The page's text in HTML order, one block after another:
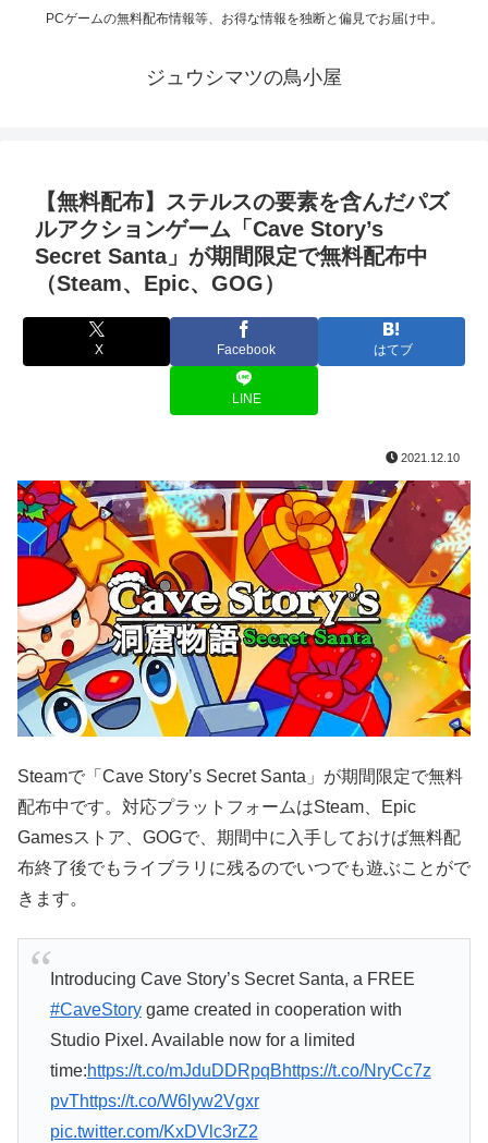
PCゲームの無料配布情報等、お得な情報を独断と偏見でお届け中。
ジュウシマツの鳥小屋
【無料配布】ステルスの要素を含んだパズ
ルアクションゲーム「Cave Story’s
Secret Santa」が期間限定で無料配布中
（Steam、Epic、GOG）
X Facebook はてブ
LINE
2021.12.10
Steamで「Cave Story’s Secret Santa」が期間限定で無料
配布中です。対応プラットフォームはSteam、Epic
Gamesストア、GOGで、期間中に入手しておけば無料配
布終了後でもライブラリに残るのでいつでも遊ぶことがで
きます。
Introducing Cave Story’s Secret Santa, a FREE
#CaveStorygame created in cooperation with
Studio Pixel. Available now for a limited
time:https://t.co/mJduDDRpqBhttps://t.co/NryCc7z
pvThttps://t.co/W6lyw2Vgxr
pic.twitter.com/KxDVlc3rZ2